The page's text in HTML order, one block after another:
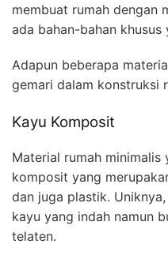
membuat rumah dengan
ada bahan-bahan khusus
Adapun beberapa
gemari dalam konstruksi
Kayu Komposit
Material rumah
komposit yang
dan juga plastik.
kayu yang indah namun
telaten.